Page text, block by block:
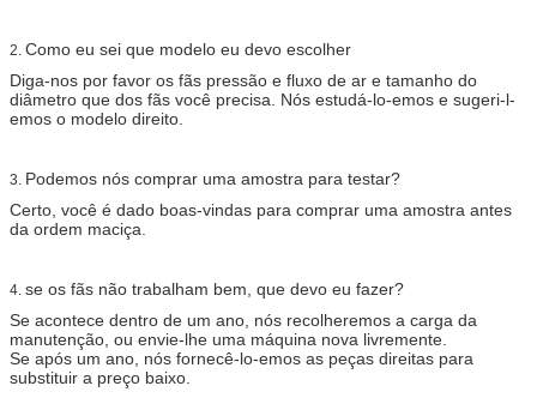
2. Como eu sei que modelo eu devo escolher
Diga-nos por favor os fãs pressão e fluxo de ar e tamanho do
diâmetro que dos fãs você precisa. Nós estudá-lo-emos e sugeri-l-
emos o modelo direito.
3. Podemos nós comprar uma amostra para testar?
Certo, você é dado boas-vindas para comprar uma amostra antes
da ordem maciça.
4. se os fãs não trabalham bem, que devo eu fazer?
Se acontece dentro de um ano, nós recolheremos a carga da
manutenção, ou envie-lhe uma máquina nova livremente.
Se após um ano, nós fornecê-lo-emos as peças direitas para
substituir a preço baixo.